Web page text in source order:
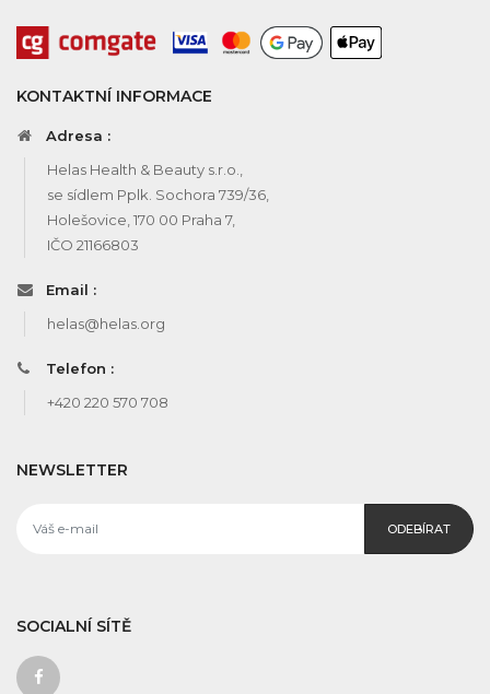
KONTAKTNÍ INFORMACE
Adresa :
Helas Health & Beauty s.r.o.,
se sídlem Pplk. Sochora 739/36,
Holešovice, 170 00 Praha 7,
IČO 21166803
Email :
helas@helas.org
Telefon :
+420 220 570 708
NEWSLETTER
ODEBÍRAT
SOCIALNÍ SÍTĚ